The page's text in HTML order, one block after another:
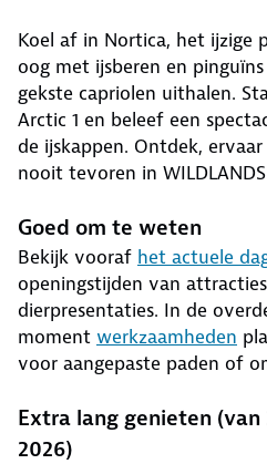
Koel af in Nortica, het ijzige
oog met ijsberen en
gekste capriolen uithalen.
Arctic 1 en beleef een
de ijskappen. Ontdek,
nooit tevoren in
Goed om te weten
Bekijk vooraf het actuele
openingstijden van
dierpresentaties. In de
moment werkzaamheden
voor aangepaste paden of
Extra lang genieten
2026)